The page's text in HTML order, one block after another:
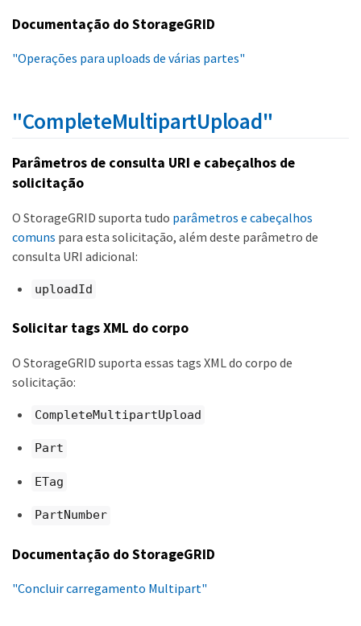
Documentação do StorageGRID
"Operações para uploads de várias partes"
"CompleteMultipartUpload"
Parâmetros de consulta URI e cabeçalhos de
solicitação
O StorageGRID suporta tudo parâmetros e cabeçalhos
comuns para esta solicitação, além deste parâmetro de
consulta URI adicional:
uploadId
Solicitar tags XML do corpo
O StorageGRID suporta essas tags XML do corpo de
solicitação:
CompleteMultipartUpload
Part
ETag
PartNumber
Documentação do StorageGRID
"Concluir carregamento Multipart"